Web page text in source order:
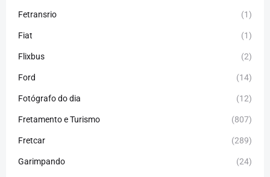
Fetransrio (1)
Fiat (1)
Flixbus (2)
Ford (14)
Fotógrafo do dia (12)
Fretamento e Turismo (807)
Fretcar (289)
Garimpando (24)